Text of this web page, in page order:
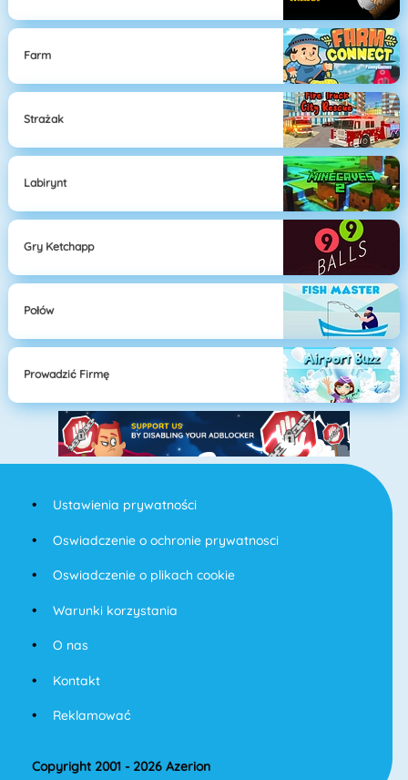
Farm
Strażak
Labirynt
Gry Ketchapp
Połów
Prowadzić Firmę
Ustawienia prywatności
Oswiadczenie o ochronie prywatnosci
Oswiadczenie o plikach cookie
Warunki korzystania
O nas
Kontakt
Reklamować
Copyright 2001 - 2026 Azerion